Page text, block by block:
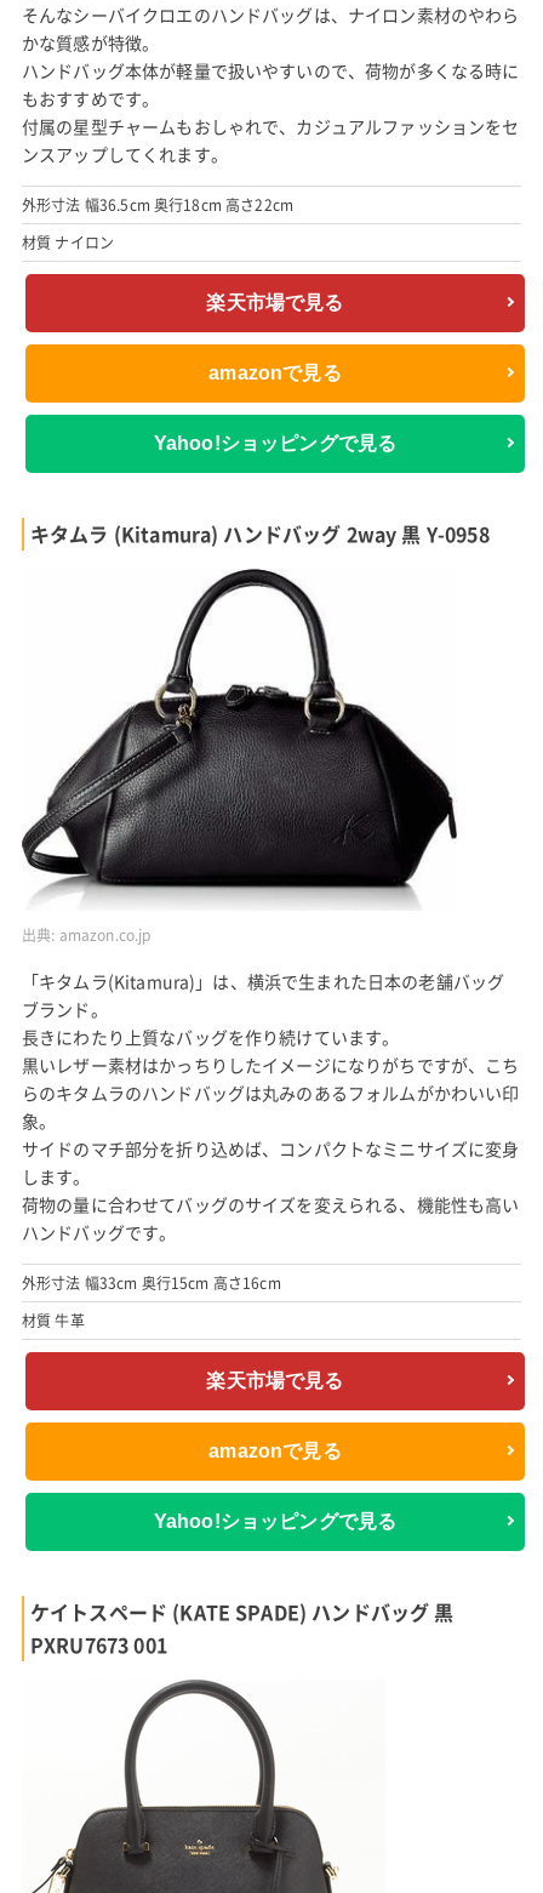
そんなシーバイクロエのハンドバッグは、ナイロン素材のやわら
かな質感が特徴。
ハンドバッグ本体が軽量で扱いやすいので、荷物が多くなる時に
もおすすめです。
付属の星型チャームもおしゃれで、カジュアルファッションをセ
ンスアップしてくれます。
外形寸法 幅36.5cm 奥行18cm 高さ22cm
材質 ナイロン
楽天市場で見る
amazonで見る
Yahoo!ショッピングで見る
キタムラ (Kitamura) ハンドバッグ 2way 黒 Y-0958
出典: amazon.co.jp
「キタムラ(Kitamura)」は、横浜で生まれた日本の老舗バッグ
ブランド。
長きにわたり上質なバッグを作り続けています。
黒いレザー素材はかっちりしたイメージになりがちですが、こち
らのキタムラのハンドバッグは丸みのあるフォルムがかわいい印
象。
サイドのマチ部分を折り込めば、コンパクトなミニサイズに変身
します。
荷物の量に合わせてバッグのサイズを変えられる、機能性も高い
ハンドバッグです。
外形寸法 幅33cm 奥行15cm 高さ16cm
材質 牛革
楽天市場で見る
amazonで見る
Yahoo!ショッピングで見る
ケイトスペード (KATE SPADE) ハンドバッグ 黒
PXRU7673 001